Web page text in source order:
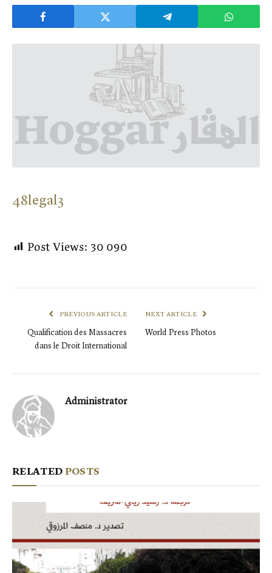
48legal3
Post Views: 30 090
PREVIOUS ARTICLE
Qualification des Massacres
dans le Droit International
NEXT ARTICLE
World Press Photos
Administrator
RELATEDPOSTS